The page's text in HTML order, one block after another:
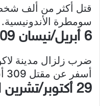
قتل أكثر من ألف
سومطرة الأندونيسية.
6 أبريل/نيسان 2009
ضرب زلزال مدينة
أسفر عن مقتل 309 أشخاص.
29 أكتوبر/تشرين الأول 2008